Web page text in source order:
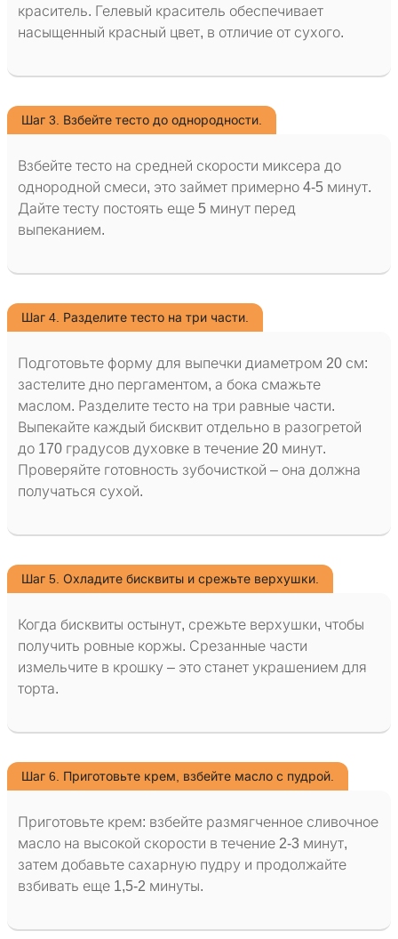
краситель. Гелевый краситель обеспечивает
насыщенный красный цвет, в отличие от сухого.
Шаг 3. Взбейте тесто до однородности.
Взбейте тесто на средней скорости миксера до
однородной смеси, это займет примерно 4-5 минут.
Дайте тесту постоять еще 5 минут перед
выпеканием.
Шаг 4. Разделите тесто на три части.
Подготовьте форму для выпечки диаметром 20 см:
застелите дно пергаментом, а бока смажьте
маслом. Разделите тесто на три равные части.
Выпекайте каждый бисквит отдельно в разогретой
до 170 градусов духовке в течение 20 минут.
Проверяйте готовность зубочисткой – она должна
получаться сухой.
Шаг 5. Охладите бисквиты и срежьте верхушки.
Когда бисквиты остынут, срежьте верхушки, чтобы
получить ровные коржы. Срезанные части
измельчите в крошку – это станет украшением для
торта.
Шаг 6. Приготовьте крем, взбейте масло с пудрой.
Приготовьте крем: взбейте размягченное сливочное
масло на высокой скорости в течение 2-3 минут,
затем добавьте сахарную пудру и продолжайте
взбивать еще 1,5-2 минуты.